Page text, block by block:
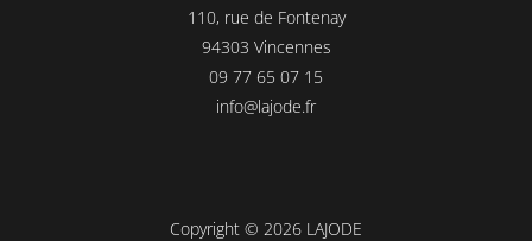
110, rue de Fontenay
94303 Vincennes
09 77 65 07 15
info@lajode.fr
Copyright © 2026 LAJODE